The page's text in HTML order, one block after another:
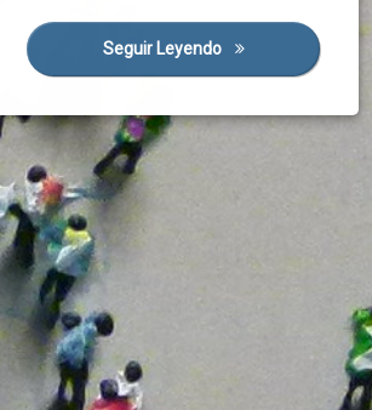
Seguir Leyendo El Covid-19